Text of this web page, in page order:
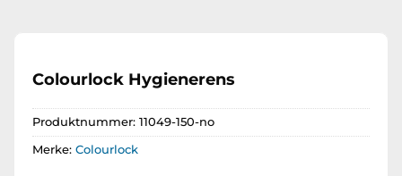
Colourlock Hygienerens
Produktnummer: 11049-150-no
Merke: Colourlock